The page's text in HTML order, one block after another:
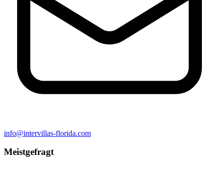
info@intervillas-florida.com
Meistgefragt